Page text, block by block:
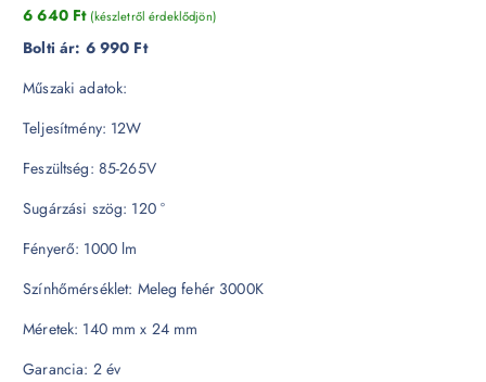
6 640 Ft (készletről érdeklődjön)
Bolti ár: 6 990 Ft
Műszaki adatok:
Teljesítmény: 12W
Feszültség: 85-265V
Sugárzási szög: 120 °
Fényerő: 1000 lm
Színhőmérséklet: Meleg fehér 3000K
Méretek: 140 mm x 24 mm
Garancia: 2 év